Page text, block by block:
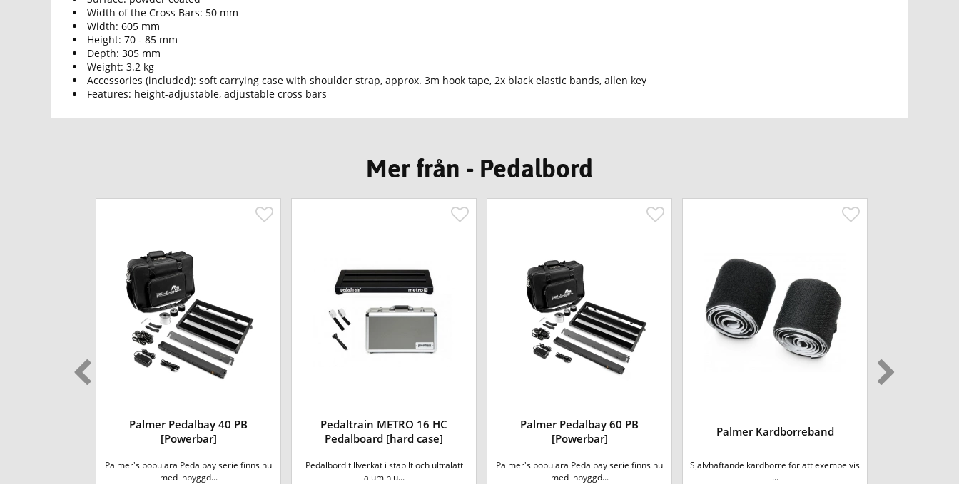
Width of the Cross Bars: 50 mm
Width: 605 mm
Height: 70 - 85 mm
Depth: 305 mm
Weight: 3.2 kg
Accessories (included): soft carrying case with shoulder strap, approx. 3m hook tape, 2x black elastic bands, allen key
Features: height-adjustable, adjustable cross bars
Mer från - Pedalbord
Palmer Pedalbay 40 PB
[Powerbar]
Palmer's populära Pedalbay serie finns nu
med inbyggd...
Pedaltrain METRO 16 HC
Pedalboard [hard case]
Pedalbord tillverkat i stabilt och ultralätt
aluminiu...
Palmer Pedalbay 60 PB
[Powerbar]
Palmer's populära Pedalbay serie finns nu
med inbyggd...
Palmer Kardborreband
Självhäftande kardborre för att exempelvis
...